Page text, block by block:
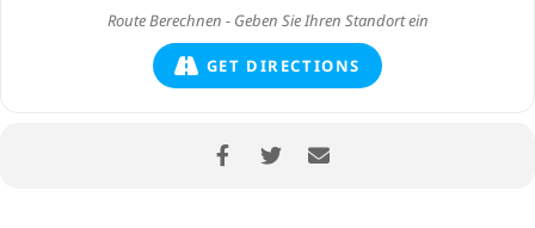
GET DIRECTIONS